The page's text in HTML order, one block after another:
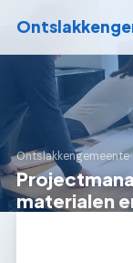
Ontslakkengemeente›
materialen